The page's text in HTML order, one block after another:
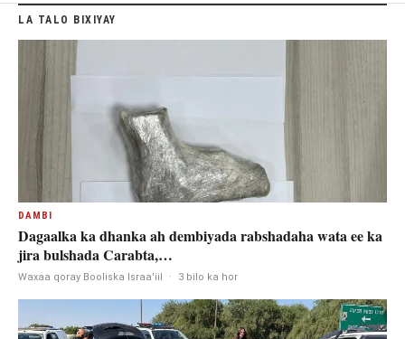
LA TALO BIXIYAY
DAMBI
Dagaalka ka dhanka ah dembiyada rabshadaha wata ee ka
jira bulshada Carabta,…
Waxaa qoray Booliska Israa'iil · 3 bilo ka hor